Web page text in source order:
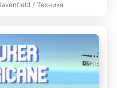
/ Техника